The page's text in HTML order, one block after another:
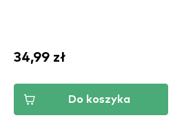
34,99 zł
Do koszyka